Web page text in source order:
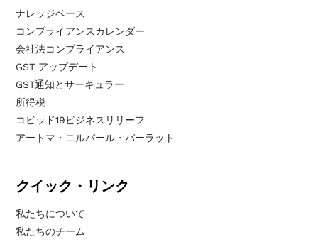
ナレッジベース
コンプライアンスカレンダー
会社法コンプライアンス
GST アップデート
GST通知とサーキュラー
所得税
コビッド19ビジネスリリーフ
アートマ・ニルバール・バーラット
クイック・リンク
私たちについて
私たちのチーム